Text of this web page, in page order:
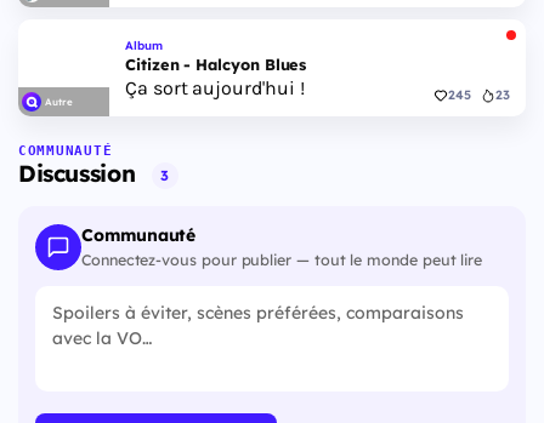
Autre
Album
Citizen - Halcyon Blues
Ça sort aujourd'hui ! 245 23
COMMUNAUTÉ
Discussion 3
Communauté
Connectez-vous pour publier — tout le monde peut lire